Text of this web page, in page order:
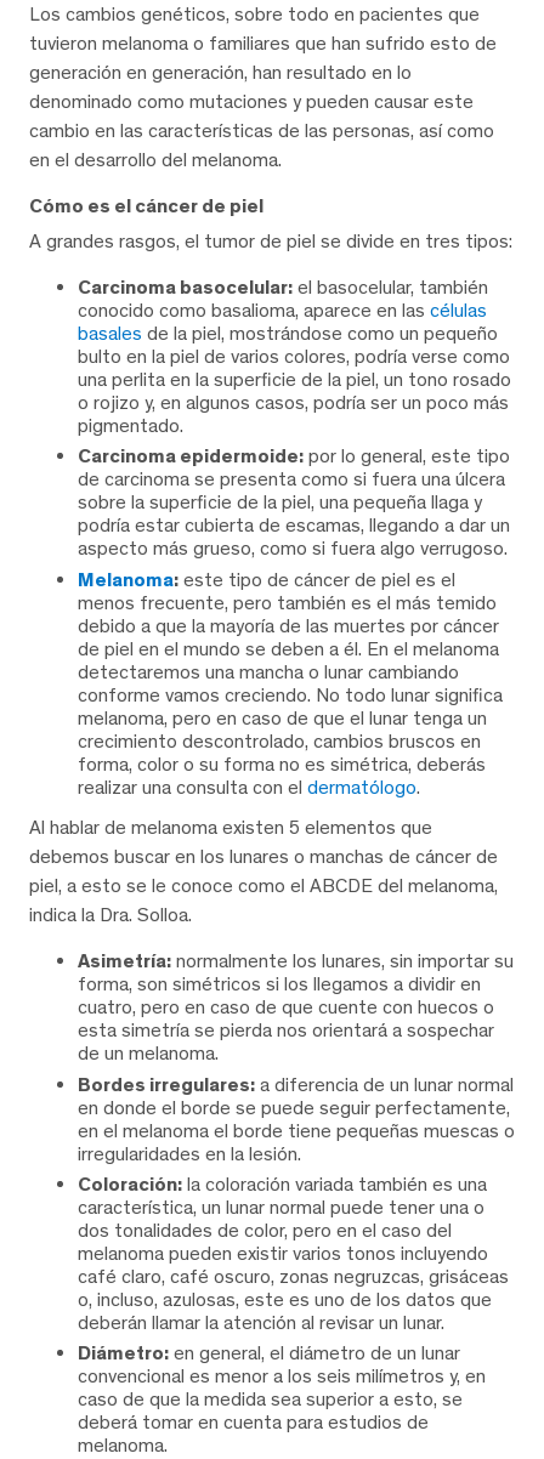
Los cambios genéticos, sobre todo en pacientes que
tuvieron melanoma o familiares que han sufrido esto de
generación en generación, han resultado en lo
denominado como mutaciones y pueden causar este
cambio en las características de las personas, así como
en el desarrollo del melanoma.
Cómo es el cáncer de piel
A grandes rasgos, el tumor de piel se divide en tres tipos:
Carcinoma basocelular: el basocelular, también
conocido como basalioma, aparece en las células
basales de la piel, mostrándose como un pequeño
bulto en la piel de varios colores, podría verse como
una perlita en la superficie de la piel, un tono rosado
o rojizo y, en algunos casos, podría ser un poco más
pigmentado.
Carcinoma epidermoide: por lo general, este tipo
de carcinoma se presenta como si fuera una úlcera
sobre la superficie de la piel, una pequeña llaga y
podría estar cubierta de escamas, llegando a dar un
aspecto más grueso, como si fuera algo verrugoso.
Melanoma: este tipo de cáncer de piel es el
menos frecuente, pero también es el más temido
debido a que la mayoría de las muertes por cáncer
de piel en el mundo se deben a él. En el melanoma
detectaremos una mancha o lunar cambiando
conforme vamos creciendo. No todo lunar significa
melanoma, pero en caso de que el lunar tenga un
crecimiento descontrolado, cambios bruscos en
forma, color o su forma no es simétrica, deberás
realizar una consulta con el dermatólogo.
Al hablar de melanoma existen 5 elementos que
debemos buscar en los lunares o manchas de cáncer de
piel, a esto se le conoce como el ABCDE del melanoma,
indica la Dra. Solloa.
Asimetría: normalmente los lunares, sin importar su
forma, son simétricos si los llegamos a dividir en
cuatro, pero en caso de que cuente con huecos o
esta simetría se pierda nos orientará a sospechar
de un melanoma.
Bordes irregulares: a diferencia de un lunar normal
en donde el borde se puede seguir perfectamente,
en el melanoma el borde tiene pequeñas muescas o
irregularidades en la lesión.
Coloración: la coloración variada también es una
característica, un lunar normal puede tener una o
dos tonalidades de color, pero en el caso del
melanoma pueden existir varios tonos incluyendo
café claro, café oscuro, zonas negruzcas, grisáceas
o, incluso, azulosas, este es uno de los datos que
deberán llamar la atención al revisar un lunar.
Diámetro: en general, el diámetro de un lunar
convencional es menor a los seis milímetros y, en
caso de que la medida sea superior a esto, se
deberá tomar en cuenta para estudios de
melanoma.